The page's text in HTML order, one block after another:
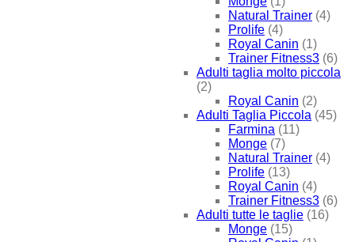
Natural Trainer (4)
Prolife (4)
Royal Canin (1)
Trainer Fitness3 (6)
Adulti taglia molto piccola
(2)
Royal Canin (2)
Adulti Taglia Piccola (45)
Farmina (11)
Monge (7)
Natural Trainer (4)
Prolife (13)
Royal Canin (4)
Trainer Fitness3 (6)
Adulti tutte le taglie (16)
Monge (15)